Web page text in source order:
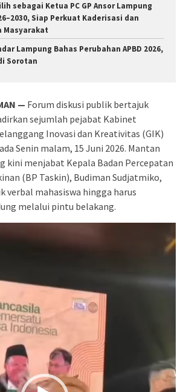
sebagai Ketua PC GP Ansor Lampung
Siap Perkuat Kaderisasi dan
Masyarakat
Lampung Bahas Perubahan APBD 2026,
Sorotan
— Forum diskusi publik bertajuk
sejumlah pejabat Kabinet
Inovasi dan Kreativitas (GIK)
Senin malam, 15 Juni 2026. Mantan
kini menjabat Kepala Badan Percepatan
(BP Taskin), Budiman Sudjatmiko,
verbal mahasiswa hingga harus
melalui pintu belakang.